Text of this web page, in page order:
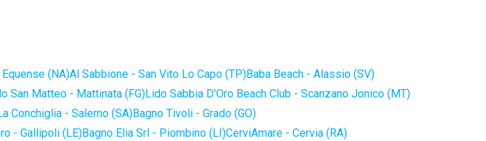
(NA)Al Sabbione - San Vito Lo Capo (TP)Baba Beach - Alassio (SV)
San Matteo - Mattinata (FG)Lido Sabbia D'Oro Beach Club - Scanzano Jonico (MT)
Conchiglia - Salerno (SA)Bagno Tivoli - Grado (GO)
- Gallipoli (LE)Bagno Elia Srl - Piombino (LI)CerviAmare - Cervia (RA)